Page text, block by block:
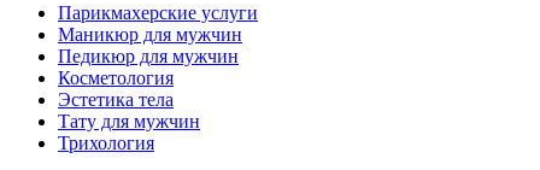
Парикмахерские услуги
Маникюр для мужчин
Педикюр для мужчин
Косметология
Эстетика тела
Тату для мужчин
Трихология